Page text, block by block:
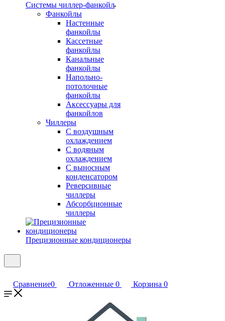
Системы чиллер-фанкойл
Фанкойлы
Настенные
фанкойлы
Кассетные
фанкойлы
Канальные
фанкойлы
Напольно-
потолочные
фанкойлы
Аксессуары для
фанкойлов
Чиллеры
С воздушным
охлаждением
С водяным
охлаждением
С выносным
конденсатором
Реверсивные
чиллеры
Абсорбционные
чиллеры
Прецизионные кондиционеры
Сравнение0 Отложенные 0 Корзина 0